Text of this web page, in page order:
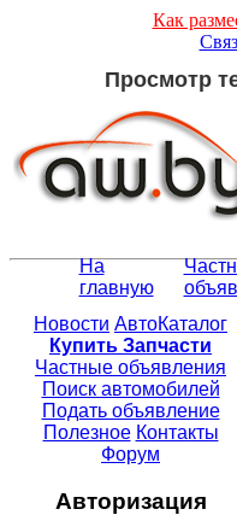
Как
Просмотр
На
главную
Новости АвтоКаталог
Купить Запчасти
Частные объявления
Поиск автомобилей
Подать объявление
Полезное Контакты
Форум
Авторизация